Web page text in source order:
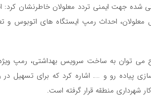
شده جهت ایمنی تردد معلولان خاطرنشان
احداث رمپ ایستگاه های اتوبوس و
می توان به ساخت سرویس بهداشتی، رمپ
پیاده رو و …. اشاره کرد که برای تسهیل در
شهرداری منطقه قرار گرفته است.